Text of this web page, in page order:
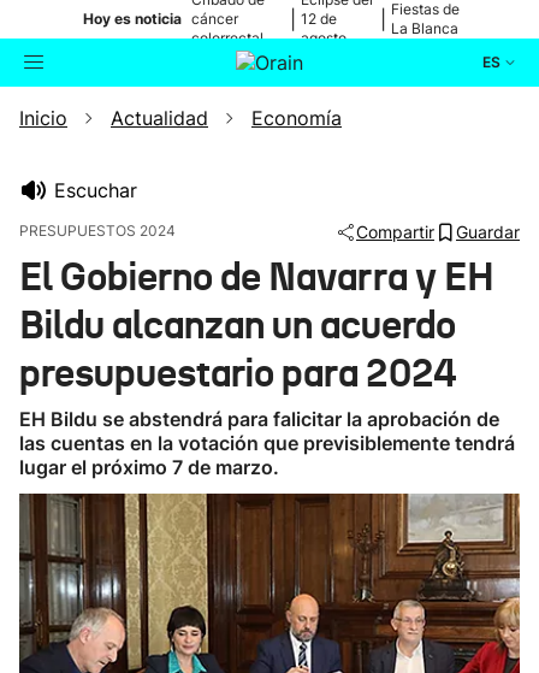
Hoy es noticia cáncer
colorrectal
12 de
agosto
Fiestas de
La Blanca
ES
Buscador Actualidad
Ikusmiran
Eguraldia
Inicio Actualidad Economía
Escuchar
PRESUPUESTOS 2024 Compartir Guardar
El Gobierno de Navarra y EH
Bildu alcanzan un acuerdo
presupuestario para 2024
EH Bildu se abstendrá para falicitar la aprobación de
las cuentas en la votación que previsiblemente tendrá
lugar el próximo 7 de marzo.